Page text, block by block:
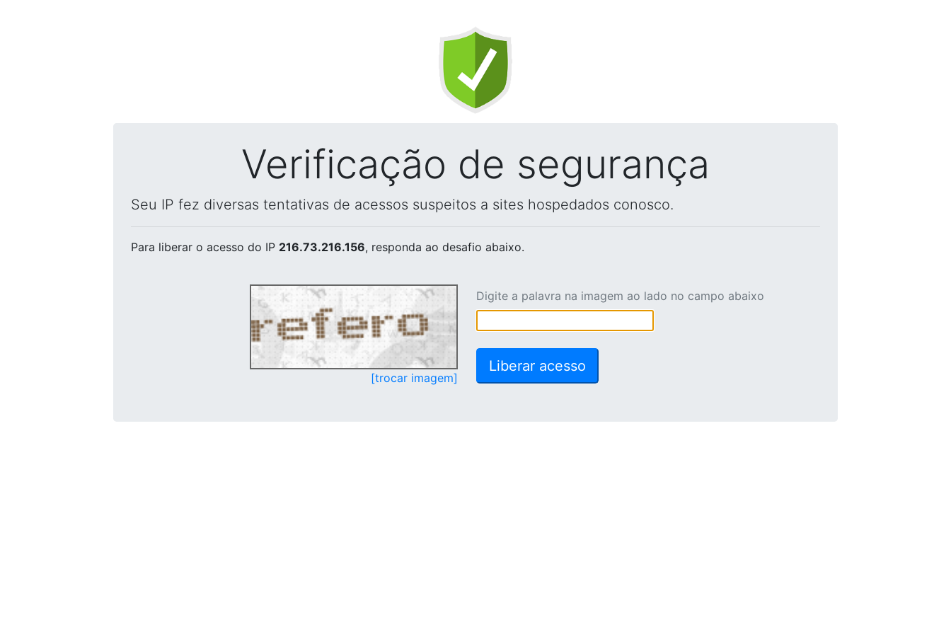
Verificação de segurança
Seu IP fez diversas tentativas de acessos suspeitos a sites hospedados conosco.
Para liberar o acesso do IP 216.73.216.156, responda ao desafio abaixo.
[trocar imagem]
Digite a palavra na imagem ao lado no campo abaixo